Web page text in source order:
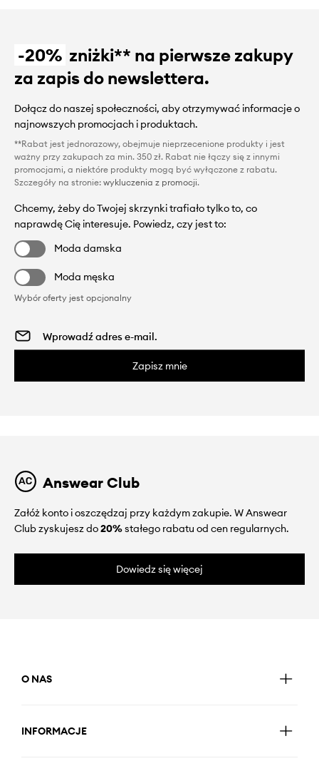
-20% zniżki** na pierwsze zakupy
za zapis do newslettera.
Dołącz do naszej społeczności, aby otrzymywać informacje o
najnowszych promocjach i produktach.
**Rabat jest jednorazowy, obejmuje nieprzecenione produkty i jest
ważny przy zakupach za min. 350 zł. Rabat nie łączy się z innymi
promocjami, a niektóre produkty mogą być wyłączone z rabatu.
Szczegóły na stronie: wykluczenia z promocji.
Chcemy, żeby do Twojej skrzynki trafiało tylko to, co
naprawdę Cię interesuje. Powiedz, czy jest to:
Moda damska
Moda męska
Wybór oferty jest opcjonalny
Zapisz mnie
Answear Club
Załóż konto i oszczędzaj przy każdym zakupie. W Answear
Club zyskujesz do20%stałego rabatu od cen regularnych.
Dowiedz się więcej
O NAS
INFORMACJE